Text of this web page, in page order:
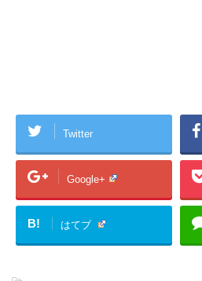
Twitter
Google+
B! はてブ